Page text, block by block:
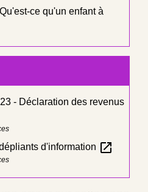
ce qu'un enfant à
- Déclaration des revenus
d'information open_in_new